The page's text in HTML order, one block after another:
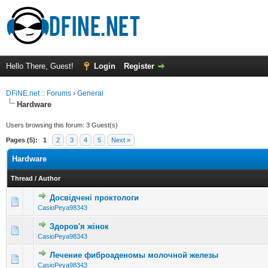
Hello There, Guest! Login Register
DFiNE.net :: Forums › General
Hardware
Users browsing this forum: 3 Guest(s)
Pages (5): 1 2 3 4 5 Next »
Hardware
Thread / Author
Досвідчені проктологи
CasioPeya98343
0 Vote(s) - 0 out of 5 in Average
123
Здоров'я жінок
CasioPeya98343
0 Vote(s) - 0 out of 5 in Average
Лечение фиброаденомы молочной железы
CasioPeya98343
0 Vote(s) - 0 out of 5 in Average
1234 5